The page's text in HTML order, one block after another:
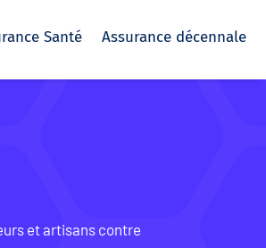
Santé Assurance décennale
et artisans contre